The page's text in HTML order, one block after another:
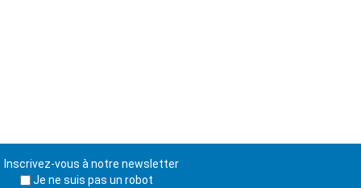
Inscrivez-vous à notre newsletter
Je ne suis pas un robot